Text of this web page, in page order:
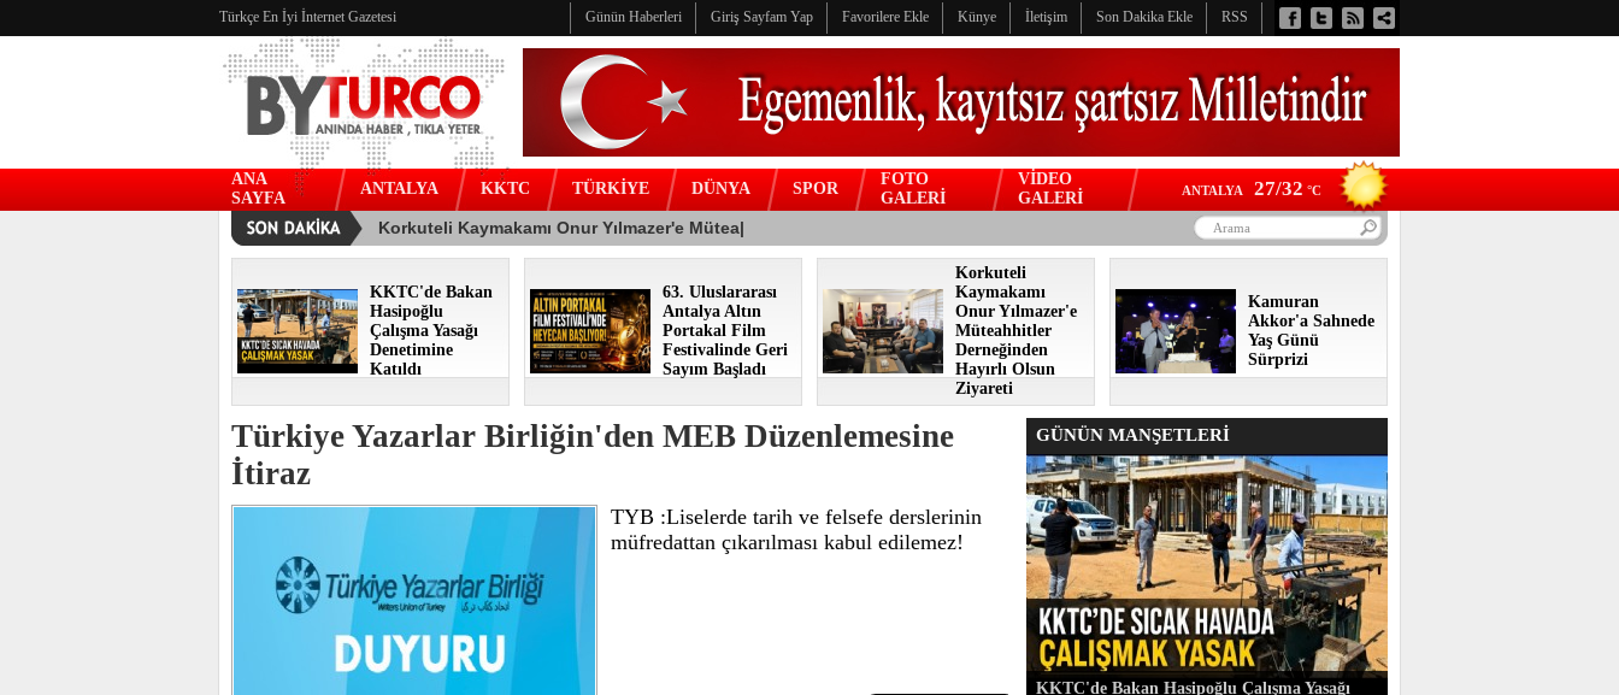
Türkçe En İyi İnternet Gazetesi Günün Haberleri Giriş Sayfam Yap Favorilere Ekle Künye İletişim Son Dakika Ekle RSS
ANA
SAYFA
ANTALYA KKTC TÜRKİYE DÜNYA SPOR
FOTO
GALERİ
VİDEO
GALERİ
ANTALYA 27/32 °C
KKTC'de Bakan
Hasipoğlu
Çalışma Yasağı
Denetimine
Katıldı
63. Uluslararası
Antalya Altın
Portakal Film
Festivalinde Geri
Sayım Başladı
Korkuteli
Kaymakamı
Onur Yılmazer'e
Müteahhitler
Derneğinden
Hayırlı Olsun
Ziyareti
Kamuran
Akkor'a Sahnede
Yaş Günü
Sürprizi
Türkiye Yazarlar Birliğin'den MEB Düzenlemesine
İtiraz
TYB :Liselerde tarih ve felsefe derslerinin
müfredattan çıkarılması kabul edilemez!
GÜNÜN MANŞETLERİ
KKTC'de Bakan Hasipoğlu Çalışma Yasağı